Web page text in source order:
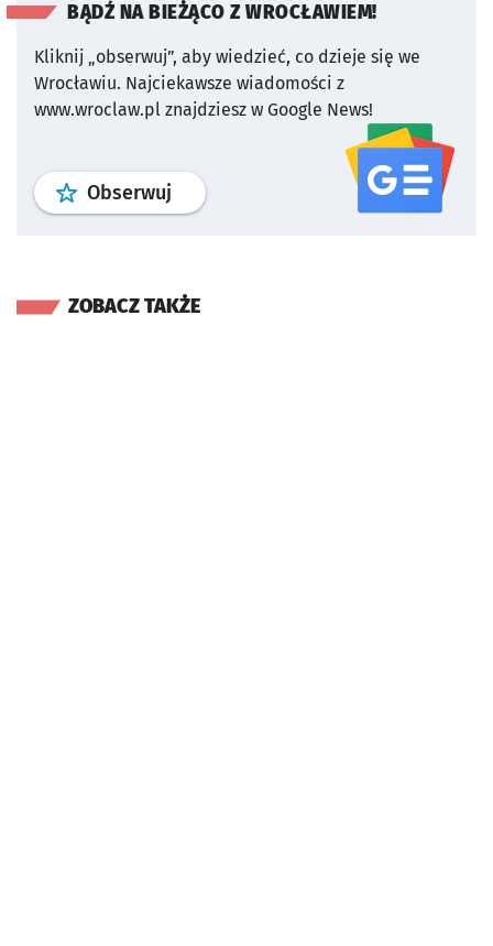
BĄDŹ NA BIEŻĄCO Z WROCŁAWIEM!
Kliknij „obserwuj”, aby wiedzieć, co dzieje się we
Wrocławiu. Najciekawsze wiadomości z
www.wroclaw.pl znajdziesz w Google News!
Obserwuj profil serwisu
ZOBACZ TAKŻE